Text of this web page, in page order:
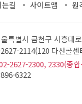
길 사이트맵 원
특별시 금천구 시흥대
2114(120 다산콜센
2627-2300, 2330(종
6322